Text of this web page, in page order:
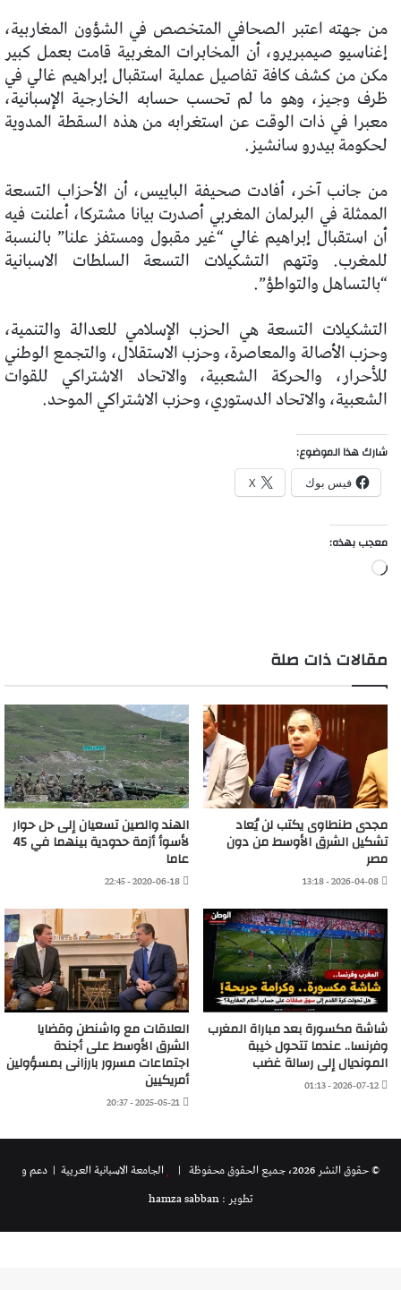
من جهته اعتبر الصحافي المتخصص في الشؤون المغاربية،
إغناسيو صيمبريرو، أن المخابرات المغربية قامت بعمل كبير
مكن من كشف كافة تفاصيل عملية استقبال إبراهيم غالي في
ظرف وجيز، وهو ما لم تحسب حسابه الخارجية الإسبانية،
معبرا في ذات الوقت عن استغرابه من هذه السقطة المدوية
لحكومة بيدرو سانشيز.
من جانب آخر، أفادت صحيفة الباييس، أن الأحزاب التسعة
الممثلة في البرلمان المغربي أصدرت بيانا مشتركا، أعلنت فيه
أن استقبال إبراهيم غالي “غير مقبول ومستفز علنا” بالنسبة
للمغرب. وتتهم التشكيلات التسعة السلطات الاسبانية
“بالتساهل والتواطؤ”.
التشكيلات التسعة هي الحزب الإسلامي للعدالة والتنمية،
وحزب الأصالة والمعاصرة، وحزب الاستقلال، والتجمع الوطني
للأحرار، والحركة الشعبية، والاتحاد الاشتراكي للقوات
الشعبية، والاتحاد الدستوري، وحزب الاشتراكي الموحد.
شارك هذا الموضوع:
فيس بوك X
معجب بهذه:
جاري
مقالات ذات صلة
مجدى طنطاوى يكتب لن يُعاد
تشكيل الشرق الأوسط من دون
مصر
2026-04-08 - 13:18
الهند والصين تسعيان إلى حل حوار
لأسوأ أزمة حدودية بينهما في 45
عاما
2020-06-18 - 22:45
شاشة مكسورة بعد مباراة المغرب
وفرنسا.. عندما تتحول خيبة
المونديال إلى رسالة غضب
2026-07-12 - 01:13
العلاقات مع واشنطن وقضايا
الشرق الأوسط على أجندة
اجتماعات مسرور بارزانى بمسؤولين
أمريكيين
2025-05-21 - 20:37
© حقوق النشر 2026، جميع الحقوق محفوظة | الجامعة الاسبانية العريية | دعم و
تطوير : hamza sabban